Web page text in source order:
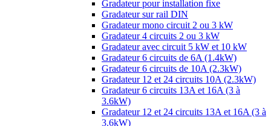
Gradateur pour installation fixe
Gradateur sur rail DIN
Gradateur mono circuit 2 ou 3 kW
Gradateur 4 circuits 2 ou 3 kW
Gradateur avec circuit 5 kW et 10 kW
Gradateur 6 circuits de 6A (1.4kW)
Gradateur 6 circuits de 10A (2.3kW)
Gradateur 12 et 24 circuits 10A (2.3kW)
Gradateur 6 circuits 13A et 16A (3 à
3.6kW)
Gradateur 12 et 24 circuits 13A et 16A (3 à
3.6kW)